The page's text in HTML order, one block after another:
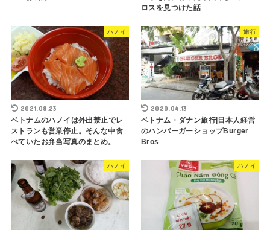
ロスを見つけた話
ハノイ
2021.08.23
ベトナムのハノイは外出禁止でレ
ストランも営業停止。そんな中食
べていたお弁当写真のまとめ。
旅行
2020.04.13
ベトナム・ダナン旅行|日本人経営
のハンバーガーショップBurger
Bros
ハノイ ハノイ